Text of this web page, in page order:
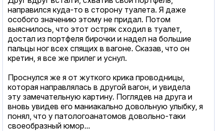
направился куда-то в сторону туалета. Я даже
особого значению этому не придал. Потом
выяснилось, что этот остряк сходил в туалет,
достал из портфеля бирочки и надел на большие
пальцы ног всех спящих в вагоне. Сказав, что он
кретин, я все же прилег и уснул.
Проснулся же я от жуткого крика проводницы,
которая направлялась в другой вагон, и увидела
эту замечательную картину. Поглядев на друга и
вновь увидев его маниакально довольную улыбку, я
понял, что у патологоанатомов довольно-таки
своеобразный юмор...